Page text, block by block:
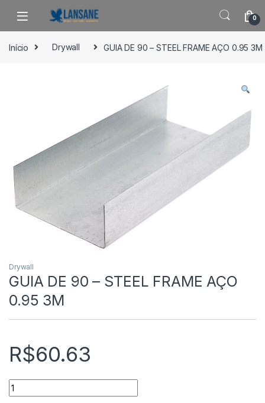
Saltar para navegação
Pular para o conteúdo
0
Início Drywall GUIA DE 90 – STEEL FRAME AÇO 0.95 3M
Drywall
GUIA DE 90 – STEEL FRAME AÇO
0.95 3M
R$60.63
Quantidade